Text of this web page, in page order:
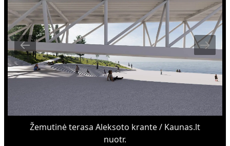
Žemutinė terasa Aleksoto krante / Kaunas.lt
nuotr.